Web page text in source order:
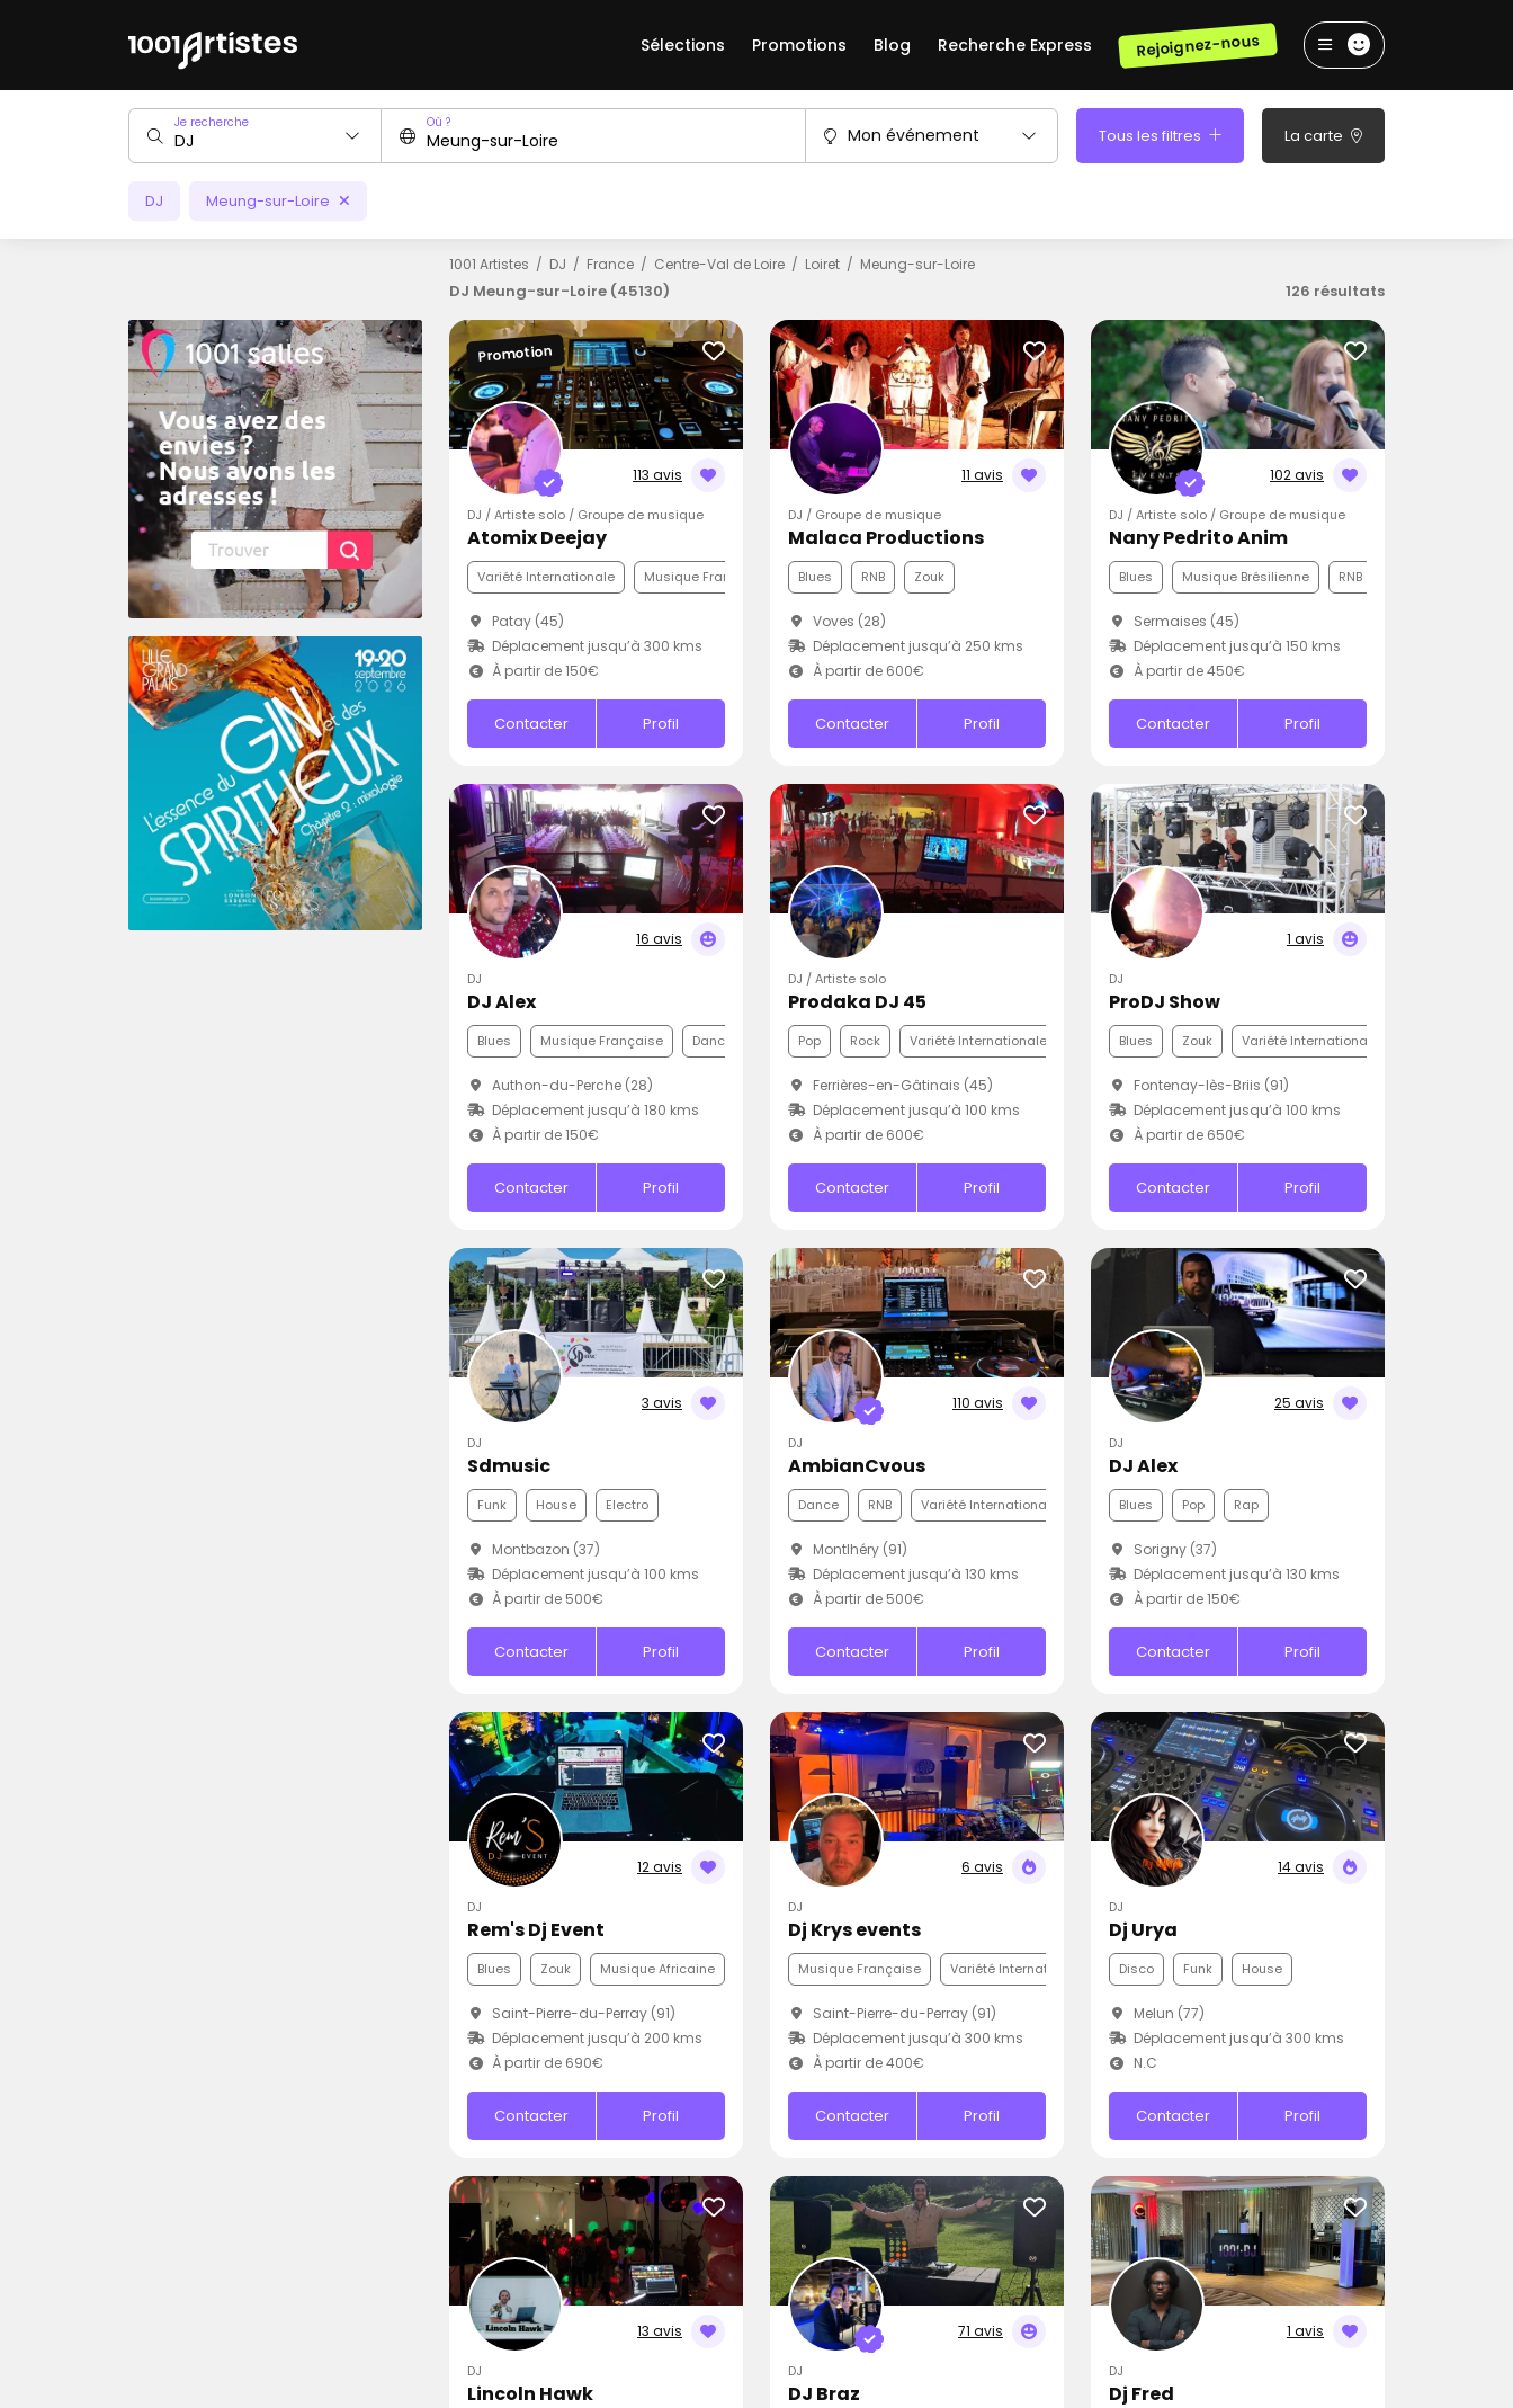
Sélections Promotions Blog Recherche Express Rejoignez-nous
Je recherche Où ?
Mon événement Tous les filtres La carte
DJ Meung-sur-Loire
1001 Artistes DJ France Centre-Val de Loire Loiret Meung-sur-Loire
DJ Meung-sur-Loire (45130) 126 résultats
113 avis
Promotion
DJ / Artiste solo / Groupe de musique
Atomix Deejay
Variété Internationale Musique Française Pop
Patay (45)
Déplacement jusqu’à 300 kms
À partir de 150€
Contacter Profil
11 avis
DJ / Groupe de musique
Malaca Productions
Blues RNB Zouk
Voves (28)
Déplacement jusqu’à 250 kms
À partir de 600€
Contacter Profil
102 avis
DJ / Artiste solo / Groupe de musique
Nany Pedrito Anim
Blues Musique Brésilienne RNB
Sermaises (45)
Déplacement jusqu’à 150 kms
À partir de 450€
Contacter Profil
16 avis
DJ
DJ Alex
Blues Musique Française Dance
Authon-du-Perche (28)
Déplacement jusqu’à 180 kms
À partir de 150€
Contacter Profil
DJ / Artiste solo
Prodaka DJ 45
Pop Rock Variété Internationale
Ferrières-en-Gâtinais (45)
Déplacement jusqu’à 100 kms
À partir de 600€
Contacter Profil
1 avis
DJ
ProDJ Show
Blues Zouk Variété Internationale
Fontenay-lès-Briis (91)
Déplacement jusqu’à 100 kms
À partir de 650€
Contacter Profil
3 avis
DJ
Sdmusic
Funk House Electro
Montbazon (37)
Déplacement jusqu’à 100 kms
À partir de 500€
Contacter Profil
110 avis
DJ
AmbianCvous
Dance RNB Variété Internationale
Montlhéry (91)
Déplacement jusqu’à 130 kms
À partir de 500€
Contacter Profil
25 avis
DJ
DJ Alex
Blues Pop Rap
Sorigny (37)
Déplacement jusqu’à 130 kms
À partir de 150€
Contacter Profil
12 avis
DJ
Rem's Dj Event
Blues Zouk Musique Africaine
Saint-Pierre-du-Perray (91)
Déplacement jusqu’à 200 kms
À partir de 690€
Contacter Profil
6 avis
DJ
Dj Krys events
Musique Française Variété Internationale Funk
Saint-Pierre-du-Perray (91)
Déplacement jusqu’à 300 kms
À partir de 400€
Contacter Profil
14 avis
DJ
Dj Urya
Disco Funk House
Melun (77)
Déplacement jusqu’à 300 kms
N.C
Contacter Profil
13 avis
DJ
Lincoln Hawk
71 avis
DJ
DJ Braz
1 avis
DJ
Dj Fred